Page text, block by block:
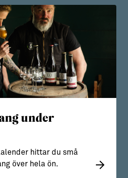
under
hittar du små
över hela ön.